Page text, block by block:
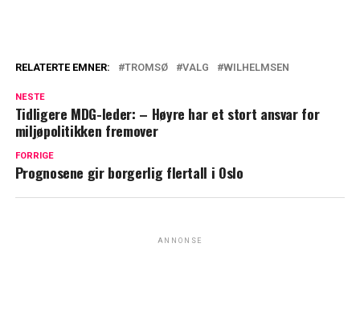
RELATERTE EMNER: TROMSØ VALG WILHELMSEN
NESTE
Tidligere MDG-leder: – Høyre har et stort ansvar for
miljøpolitikken fremover
FORRIGE
Prognosene gir borgerlig flertall i Oslo
ANNONSE